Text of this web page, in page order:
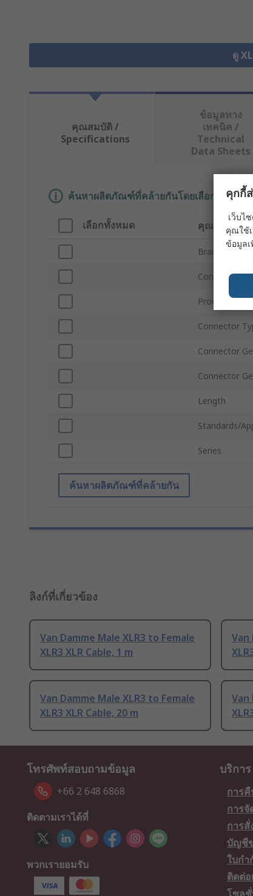
ดู
คุณสมบัติ /
Specifications
ข้อมูลทาง
เทคนิค /
Technical
Data Sheets
ค้นหาผลิตภัณฑ์ที่คล้ายกันโดยเลือกคุณลักษ
เลือกทั้งหมด คุณลักษณะ
Brand
Connector
Product Type
Connector
Connector
Connector
Length
Standards/
Series
ค้นหาผลิตภัณฑ์ที่คล้ายกัน
ลิงก์ที่เกี่ยวข้อง
Van Damme Male XLR3 to Female
XLR3 XLR Cable, 1 m
Van
Van Damme Male XLR3 to Female
XLR3 XLR Cable, 20 m
Van
โทรศัพท์สอบถามข้อมูล
+66 2 648 6868
ติดตามเราได้ที่
พวกเรายอมรับ
บริกา
การ
การ
การ
บัญชี
ใบก
ติดต่
คุกกี้
เว็บไ
คุณใช้
ข้อมูลเ